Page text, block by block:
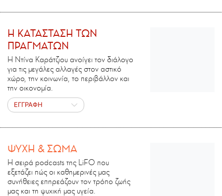
H ΚΑΤΑΣΤΑΣΗ ΤΩΝ
ΠΡΑΓΜΑΤΩΝ
Η Ντίνα Καράτζιου ανοίγει τον διάλογο
για τις μεγάλες αλλαγές στον αστικό
χώρο, την κοινωνία, το περιβάλλον και
την οικονομία.
ΕΓΓΡΑΦΗ
ΨΥΧΗ & ΣΩΜΑ
Η σειρά podcasts της LiFO που
εξετάζει πώς οι καθημερινές μας
συνήθειες επηρεάζουν τον τρόπο ζωής
μας και τη ψυχική μας υγεία.